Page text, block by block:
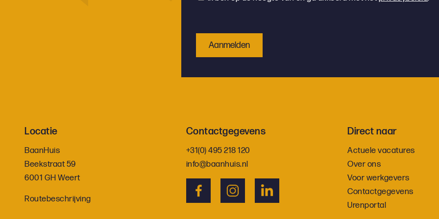
Locatie
BaanHuis
Beekstraat 59
6001 GH Weert
Routebeschrijving
Contactgegevens
+31(0) 495 218 120
info@baanhuis.nl
Direct naar
Actuele vacatures
Over ons
Voor werkgevers
Contactgegevens
Urenportal